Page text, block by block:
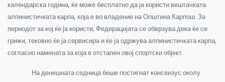
календарска година, ќе може бесплатно да ја користи вештачката
алпинистичката карпа, која е во владение на Општина Карпош. За
периодот за кој ќе ја користи, Федерацијата се обврзува дека ќе се
грижи, тековно ќе ја сервисира и ќе ја одржува алпинистичката карпа,
согласно намената за која е отстапен овој спортски објект.
На денешната седница беше постигнат консензус околу